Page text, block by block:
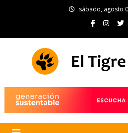
sábado, agosto